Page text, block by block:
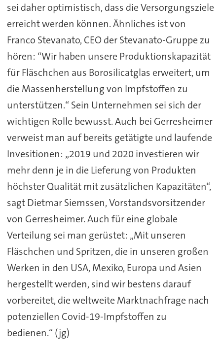
sei daher optimistisch, dass die Versorgungsziele
erreicht werden können. Ähnliches ist von
Franco Stevanato, CEO der Stevanato-Gruppe zu
hören: “Wir haben unsere Produktionskapazität
für Fläschchen aus Borosilicatglas erweitert, um
die Massenherstellung von Impfstoffen zu
unterstützen.“ Sein Unternehmen sei sich der
wichtigen Rolle bewusst. Auch bei Gerresheimer
verweist man auf bereits getätigte und laufende
Invesitionen: „2019 und 2020 investieren wir
mehr denn je in die Lieferung von Produkten
höchster Qualität mit zusätzlichen Kapazitäten“,
sagt Dietmar Siemssen, Vorstandsvorsitzender
von Gerresheimer. Auch für eine globale
Verteilung sei man gerüstet: „Mit unseren
Fläschchen und Spritzen, die in unseren großen
Werken in den USA, Mexiko, Europa und Asien
hergestellt werden, sind wir bestens darauf
vorbereitet, die weltweite Marktnachfrage nach
potenziellen Covid-19-Impfstoffen zu
bedienen.“ (jg)